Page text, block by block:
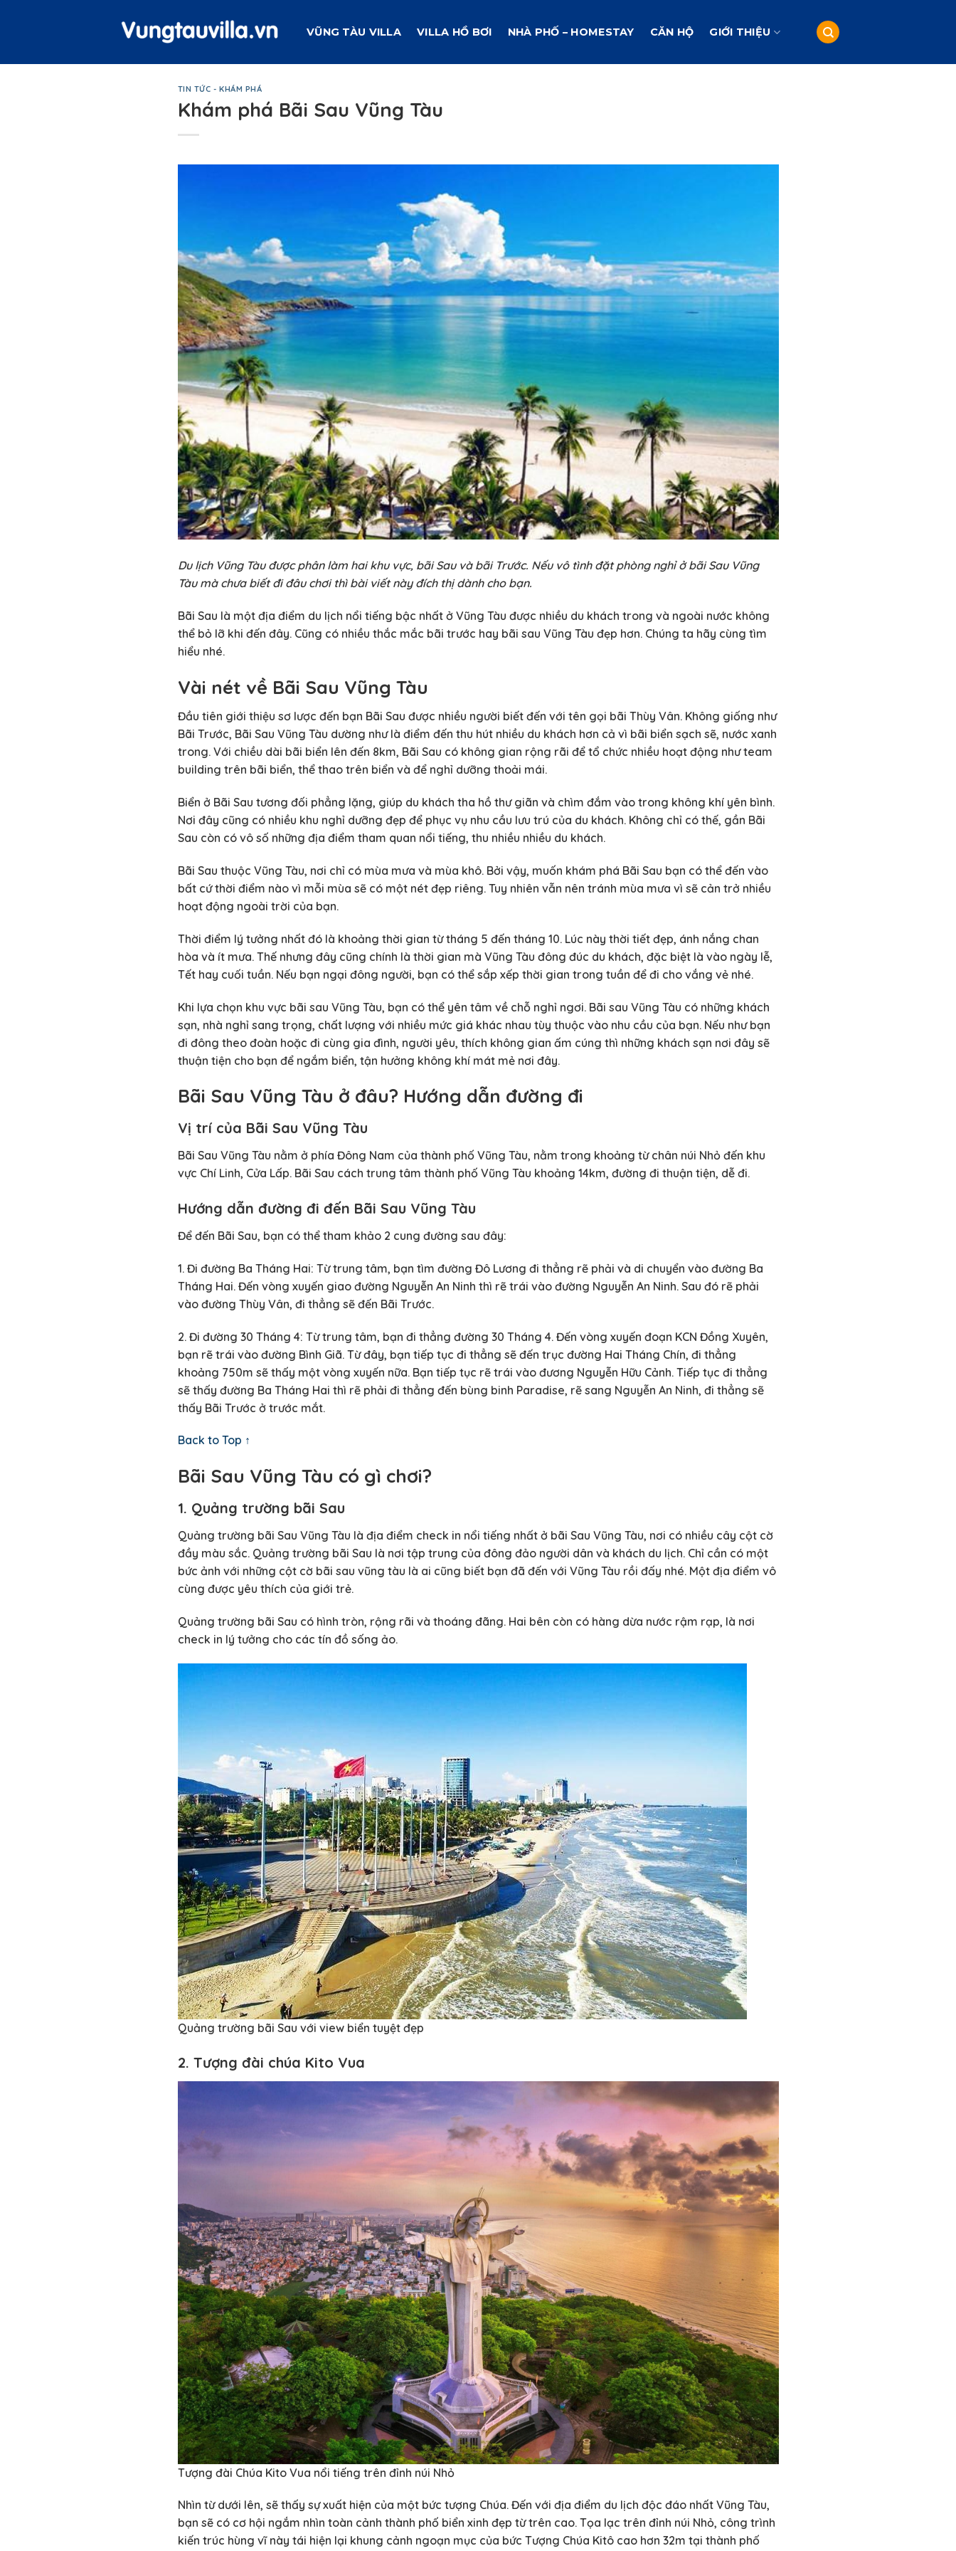
VŨNG TÀU VILLA VILLA HỒ BƠI NHÀ PHỐ – HOMESTAY CĂN HỘ GIỚI THIỆU
TIN TỨC - KHÁM PHÁ
Khám phá Bãi Sau Vũng Tàu
Du lịch Vũng Tàu được phân làm hai khu vực, bãi Sau và bãi Trước. Nếu vô tình đặt phòng nghỉ ở bãi Sau Vũng
Tàu mà chưa biết đi đâu chơi thì bài viết này đích thị dành cho bạn.
Bãi Sau là một địa điểm du lịch nổi tiếng bậc nhất ở Vũng Tàu được nhiều du khách trong và ngoài nước không
thể bỏ lỡ khi đến đây. Cũng có nhiều thắc mắc bãi trước hay bãi sau Vũng Tàu đẹp hơn. Chúng ta hãy cùng tìm
hiểu nhé.
Vài nét về Bãi Sau Vũng Tàu
Đầu tiên giới thiệu sơ lược đến bạn Bãi Sau được nhiều người biết đến với tên gọi bãi Thùy Vân. Không giống như
Bãi Trước, Bãi Sau Vũng Tàu dường như là điểm đến thu hút nhiều du khách hơn cả vì bãi biển sạch sẽ, nước xanh
trong. Với chiều dài bãi biển lên đến 8km, Bãi Sau có không gian rộng rãi để tổ chức nhiều hoạt động như team
building trên bãi biển, thể thao trên biển và để nghỉ dưỡng thoải mái.
Biển ở Bãi Sau tương đối phẳng lặng, giúp du khách tha hồ thư giãn và chìm đắm vào trong không khí yên bình.
Nơi đây cũng có nhiều khu nghỉ dưỡng đẹp để phục vụ nhu cầu lưu trú của du khách. Không chỉ có thế, gần Bãi
Sau còn có vô số những địa điểm tham quan nổi tiếng, thu nhiều nhiều du khách.
Bãi Sau thuộc Vũng Tàu, nơi chỉ có mùa mưa và mùa khô. Bởi vậy, muốn khám phá Bãi Sau bạn có thể đến vào
bất cứ thời điểm nào vì mỗi mùa sẽ có một nét đẹp riêng. Tuy nhiên vẫn nên tránh mùa mưa vì sẽ cản trở nhiều
hoạt động ngoài trời của bạn.
Thời điểm lý tưởng nhất đó là khoảng thời gian từ tháng 5 đến tháng 10. Lúc này thời tiết đẹp, ánh nắng chan
hòa và ít mưa. Thế nhưng đây cũng chính là thời gian mà Vũng Tàu đông đúc du khách, đặc biệt là vào ngày lễ,
Tết hay cuối tuần. Nếu bạn ngại đông người, bạn có thể sắp xếp thời gian trong tuần để đi cho vắng vẻ nhé.
Khi lựa chọn khu vực bãi sau Vũng Tàu, bạn có thể yên tâm về chỗ nghỉ ngơi. Bãi sau Vũng Tàu có những khách
sạn, nhà nghỉ sang trọng, chất lượng với nhiều mức giá khác nhau tùy thuộc vào nhu cầu của bạn. Nếu như bạn
đi đông theo đoàn hoặc đi cùng gia đình, người yêu, thích không gian ấm cúng thì những khách sạn nơi đây sẽ
thuận tiện cho bạn để ngắm biển, tận hưởng không khí mát mẻ nơi đây.
Bãi Sau Vũng Tàu ở đâu? Hướng dẫn đường đi
Vị trí của Bãi Sau Vũng Tàu
Bãi Sau Vũng Tàu nằm ở phía Đông Nam của thành phố Vũng Tàu, nằm trong khoảng từ chân núi Nhỏ đến khu
vực Chí Linh, Cửa Lấp. Bãi Sau cách trung tâm thành phố Vũng Tàu khoảng 14km, đường đi thuận tiện, dễ đi.
Hướng dẫn đường đi đến Bãi Sau Vũng Tàu
Để đến Bãi Sau, bạn có thể tham khảo 2 cung đường sau đây:
1. Đi đường Ba Tháng Hai: Từ trung tâm, bạn tìm đường Đô Lương đi thẳng rẽ phải và di chuyển vào đường Ba
Tháng Hai. Đến vòng xuyến giao đường Nguyễn An Ninh thì rẽ trái vào đường Nguyễn An Ninh. Sau đó rẽ phải
vào đường Thùy Vân, đi thẳng sẽ đến Bãi Trước.
2. Đi đường 30 Tháng 4: Từ trung tâm, bạn đi thẳng đường 30 Tháng 4. Đến vòng xuyến đoạn KCN Đồng Xuyên,
bạn rẽ trái vào đường Bình Giã. Từ đây, bạn tiếp tục đi thẳng sẽ đến trục đường Hai Tháng Chín, đi thẳng
khoảng 750m sẽ thấy một vòng xuyến nữa. Bạn tiếp tục rẽ trái vào đương Nguyễn Hữu Cảnh. Tiếp tục đi thẳng
sẽ thấy đường Ba Tháng Hai thì rẽ phải đi thẳng đến bùng binh Paradise, rẽ sang Nguyễn An Ninh, đi thẳng sẽ
thấy Bãi Trước ở trước mắt.
Back to Top ↑
Bãi Sau Vũng Tàu có gì chơi?
1. Quảng trường bãi Sau
Quảng trường bãi Sau Vũng Tàu là địa điểm check in nổi tiếng nhất ở bãi Sau Vũng Tàu, nơi có nhiều cây cột cờ
đầy màu sắc. Quảng trường bãi Sau là nơi tập trung của đông đảo người dân và khách du lịch. Chỉ cần có một
bức ảnh với những cột cờ bãi sau vũng tàu là ai cũng biết bạn đã đến với Vũng Tàu rồi đấy nhé. Một địa điểm vô
cùng được yêu thích của giới trẻ.
Quảng trường bãi Sau có hình tròn, rộng rãi và thoáng đãng. Hai bên còn có hàng dừa nước rậm rạp, là nơi
check in lý tưởng cho các tín đồ sống ảo.
Quảng trường bãi Sau với view biển tuyệt đẹp
2. Tượng đài chúa Kito Vua
Tượng đài Chúa Kito Vua nổi tiếng trên đỉnh núi Nhỏ
Nhìn từ dưới lên, sẽ thấy sự xuất hiện của một bức tượng Chúa. Đến với địa điểm du lịch độc đáo nhất Vũng Tàu,
bạn sẽ có cơ hội ngắm nhìn toàn cảnh thành phố biển xinh đẹp từ trên cao. Tọa lạc trên đỉnh núi Nhỏ, công trình
kiến trúc hùng vĩ này tái hiện lại khung cảnh ngoạn mục của bức Tượng Chúa Kitô cao hơn 32m tại thành phố